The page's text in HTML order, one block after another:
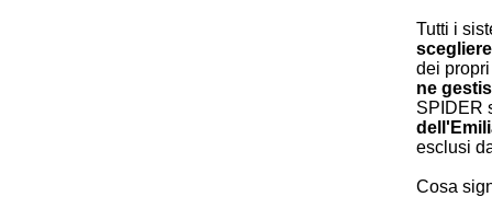
Tutti i
dei
ne
SPIDER
esclusi
Cosa